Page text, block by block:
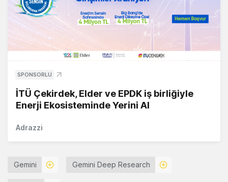
SPONSORLU
İTÜ Çekirdek, Elder ve EPDK iş birliğiyle
Enerji Ekosisteminde Yerini Al
Adrazzi
Gemini Gemini Deep Research